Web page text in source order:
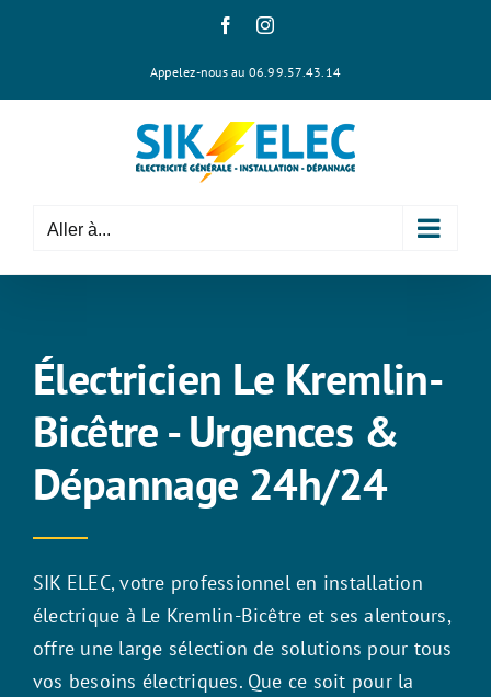
FacebookInstagram
Appelez-nous au 06.99.57.43.14
Aller à...
Électricien Le Kremlin-
Bicêtre - Urgences &
Dépannage 24h/24
SIK ELEC, votre professionnel en installation
électrique à Le Kremlin-Bicêtre et ses alentours,
offre une large sélection de solutions pour tous
vos besoins électriques. Que ce soit pour la